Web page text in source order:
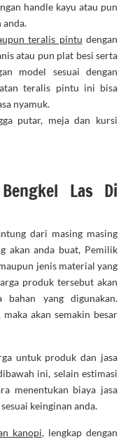
handle kayu atau pun
anda.
teralis pintu dengan
atau pun plat besi serta
model sesuai dengan
teralis pintu ini bisa
nyamuk.
putar, meja dan kursi
Las Di
dari masing masing
akan anda buat, Pemilik
jenis material yang
produk tersebut akan
yang digunakan.
akan semakin besar
untuk produk dan jasa
ini, selain estimasi
menentukan biaya jasa
keinginan anda.
kanopi, lengkap dengan